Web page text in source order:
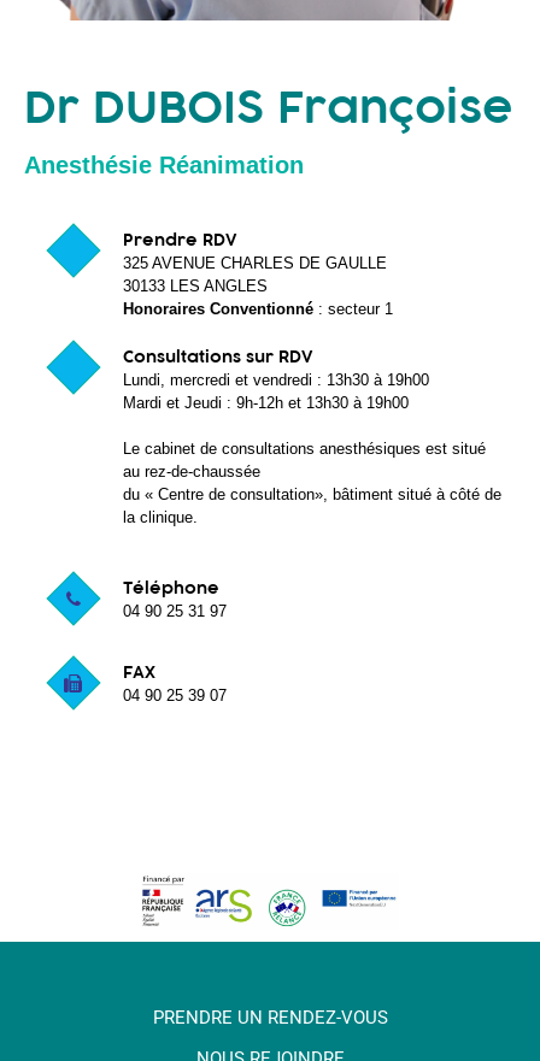
Dr DUBOIS Françoise
Anesthésie Réanimation
Prendre RDV
325 AVENUE CHARLES DE GAULLE
30133 LES ANGLES
Honoraires Conventionné : secteur 1
Consultations sur RDV
Lundi, mercredi et vendredi : 13h30 à 19h00
Mardi et Jeudi : 9h-12h et 13h30 à 19h00
Le cabinet de consultations anesthésiques est situé
au rez-de-chaussée
du « Centre de consultation», bâtiment situé à côté de
la clinique.
Téléphone
04 90 25 31 97
FAX
04 90 25 39 07
PRENDRE UN RENDEZ-VOUS